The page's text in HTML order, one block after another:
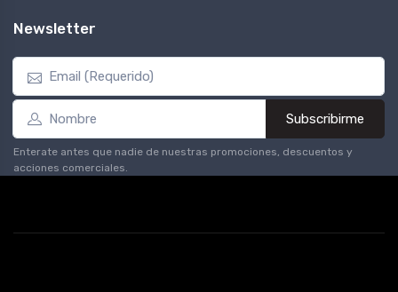
Newsletter
Subscribirme
Enterate antes que nadie de nuestras promociones, descuentos y
acciones comerciales.